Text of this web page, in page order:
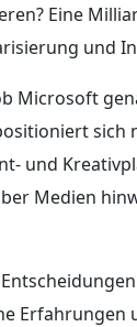
Eine
und
Microsoft
sich
und
Medien
Erfahrungen